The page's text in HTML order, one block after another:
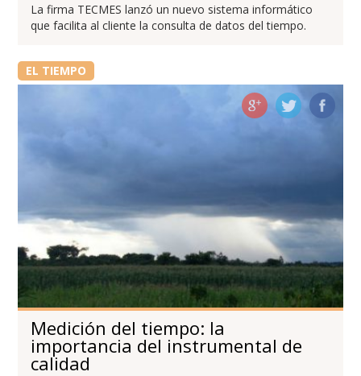
La firma TECMES lanzó un nuevo sistema informático
que facilita al cliente la consulta de datos del tiempo.
EL TIEMPO
Medición del tiempo: la
importancia del instrumental de
calidad